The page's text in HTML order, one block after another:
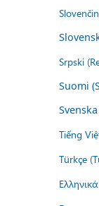
Srpski
Suomi
Tiếng
Türkçe